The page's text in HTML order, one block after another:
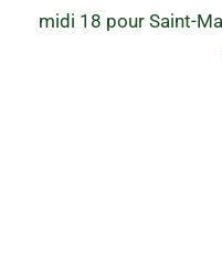
midi 18 pour Saint-